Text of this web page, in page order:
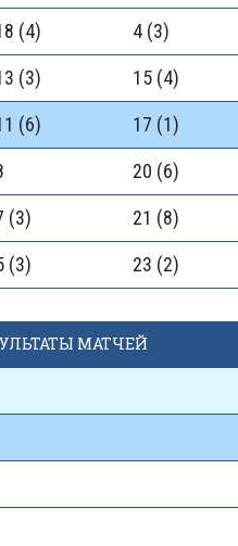
(4) 4 (3)
(3) 15 (4)
(6) 17 (1)
20 (6)
(3) 21 (8)
(3) 23 (2)
МАТЧЕЙ